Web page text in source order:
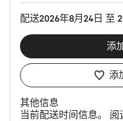
配送2026年8月24日 至
添
添
其他信息
当前配送时间信息。 阅